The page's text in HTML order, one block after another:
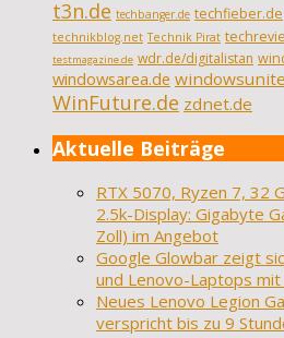
t3n.de techbanger.de techfieber.de
technikblog.net Technik Pirat
testmagazine.de wdr.de/digitalistan
windowsarea.de
WinFuture.de zdnet.de
Aktuelle Beiträge
RTX 5070, Ryzen 7, 32
2.5k-Display: Gigabyte
Zoll) im Angebot
Google Glowbar zeigt
und Lenovo-Laptops
Neues Lenovo Legion
verspricht bis zu 9